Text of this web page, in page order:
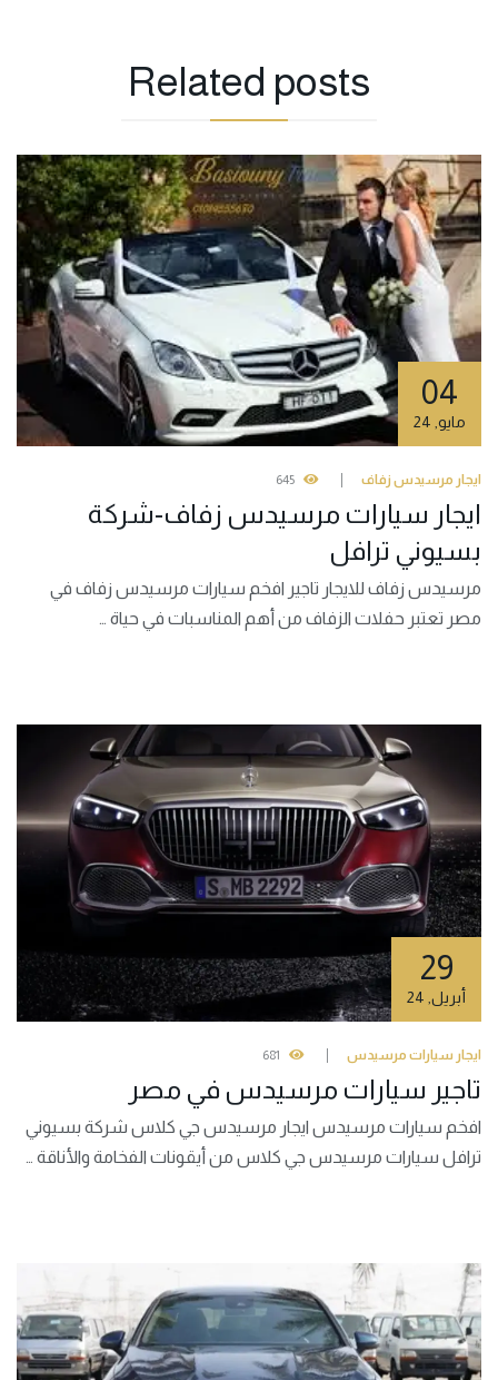
Related posts
04
مايو
ايجار مرسيدس زفاف 645
ايجار سيارات مرسيدس زفاف-شركة
بسيوني ترافل
مرسيدس زفاف للايجار تاجير افخم سيارات مرسيدس زفاف في
مصر تعتبر حفلات الزفاف من أهم المناسبات في حياة …
29
أبريل
ايجار سيارات مرسيدس 681
تاجير سيارات مرسيدس في مصر
افخم سيارات مرسيدس ايجار مرسيدس جي كلاس شركة بسيوني
ترافل سيارات مرسيدس جي كلاس من أيقونات الفخامة والأناقة …